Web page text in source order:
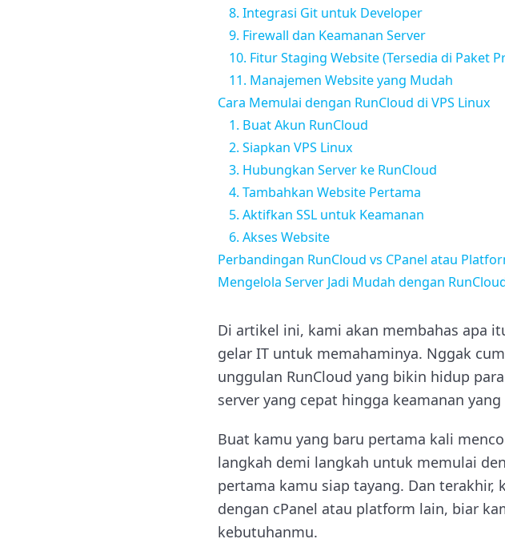
8. Integrasi Git untuk Developer
9. Firewall dan Keamanan Server
10. Fitur Staging Website (Tersedia di Paket
11. Manajemen Website yang Mudah
Cara Memulai dengan RunCloud di VPS Linux
1. Buat Akun RunCloud
2. Siapkan VPS Linux
3. Hubungkan Server ke RunCloud
4. Tambahkan Website Pertama
5. Aktifkan SSL untuk Keamanan
6. Akses Website
Perbandingan RunCloud vs CPanel atau
Mengelola Server Jadi Mudah dengan
Di artikel ini, kami akan membahas apa
gelar IT untuk memahaminya. Nggak
unggulan RunCloud yang bikin hidup
server yang cepat hingga keamanan
Buat kamu yang baru pertama kali
langkah demi langkah untuk memulai
pertama kamu siap tayang. Dan
dengan cPanel atau platform lain, biar
kebutuhanmu.